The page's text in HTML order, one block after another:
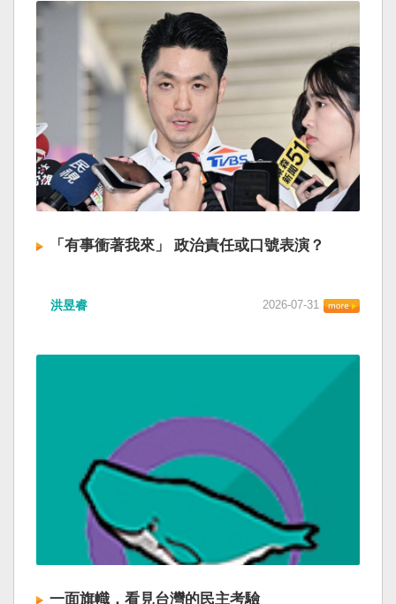
「有事衝著我來」 政治責任或口號表演？
洪昱睿 2026-07-31
一面旗幟，看見台灣的民主考驗